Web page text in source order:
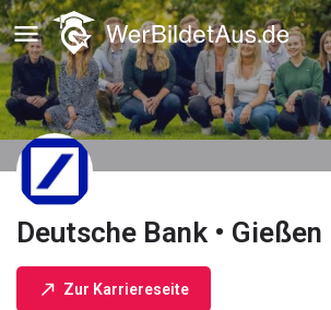
Deutsche Bank • Gießen
Zur Karriereseite